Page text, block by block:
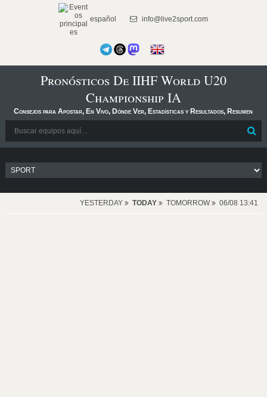
español info@live2sport.com
Pronósticos De IIHF World U20
Championship IA
Consejos para Apostar, En Vivo, Dónde Ver, Estadísticas y Resultados, Resumen
YESTERDAY TODAY TOMORROW 06/08 13:41